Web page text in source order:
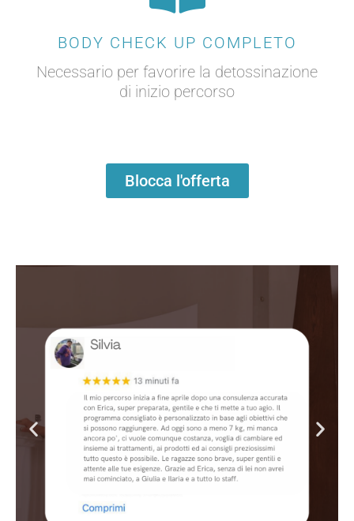
BODY CHECK UP COMPLETO
Necessario per favorire la detossinazione
di inizio percorso
Blocca l'offerta